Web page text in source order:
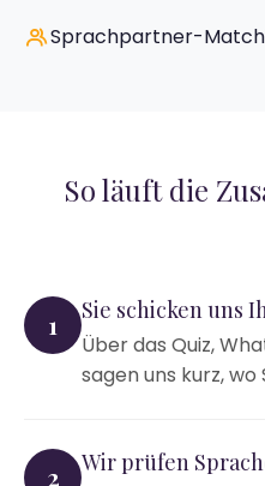
Sprachpartner-
So läuft die
1 Sie schicken uns
Über das Quiz,
sagen uns kurz, wo
2 Wir prüfen